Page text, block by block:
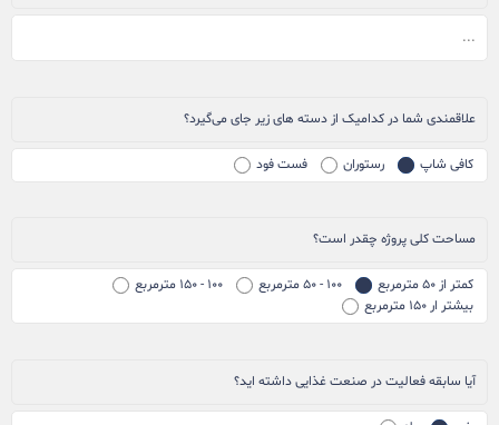
علاقمندی شما در کدامیک از دسته های زیر جای می‌گیرد؟
کافی شاپ رستوران فست فود
مساحت کلی پروژه چقدر است؟
کمتر از ۵۰ مترمربع ۱۰۰ - ۵۰ مترمربع
۱۰۰ - ۱۵۰ مترمربع
بیشتر ار ۱۵۰ مترمربع
آیا سابقه فعالیت در صنعت غذایی داشته اید؟